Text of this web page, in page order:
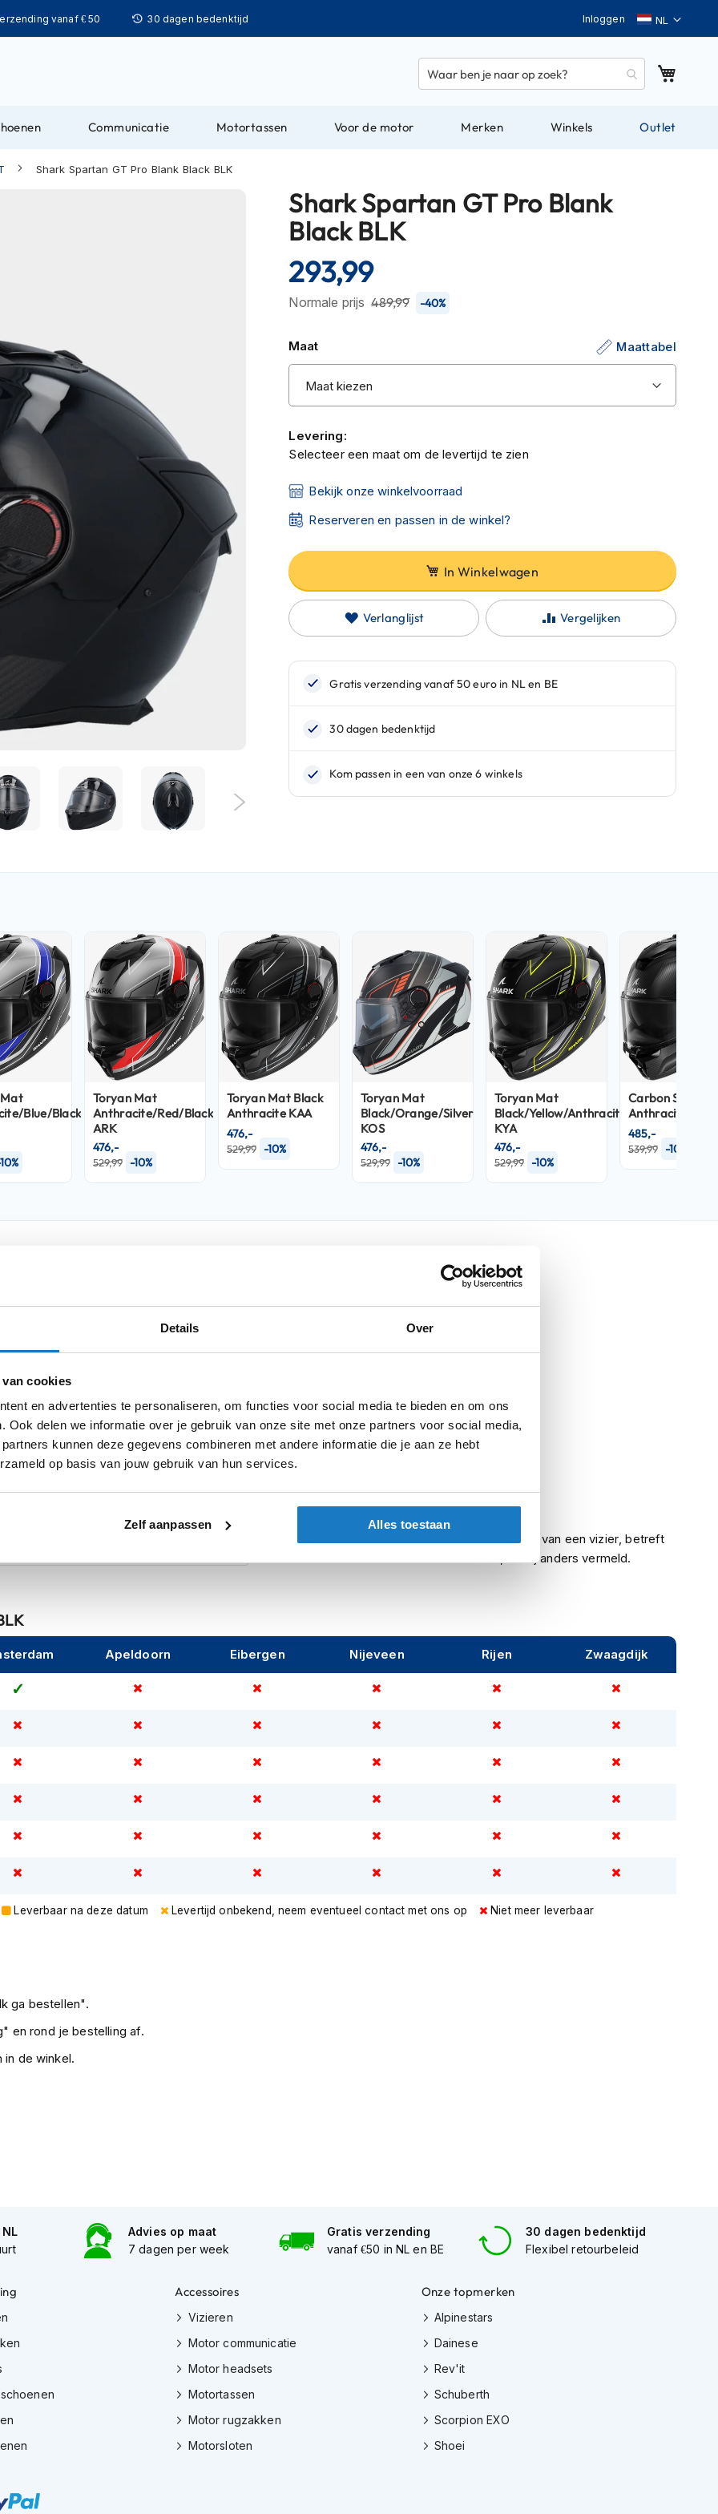
Details Over
cookies
en advertenties te personaliseren, om functies voor social media te bieden en om ons
Ook delen we informatie over je gebruik van onze site met onze partners voor social media,
kunnen deze gegevens combineren met andere informatie die je aan ze hebt
op basis van jouw gebruik van hun services.
Zelf aanpassen Alles toestaan
vanaf € 50 30 dagen bedenktijd Taal
Inloggen
Communicatie Motortassen Voor de motor Merken Winkels Outlet
Shark Spartan GT Pro Blank Black BLK
Shark Spartan GT Pro Blank
Black BLK
Normale prijs 489,99 -40%
293,99
Maat Maattabel
Levering:
Selecteer een maat om de levertijd te zien
Bekijk onze winkelvoorraad
Reserveren en passen in de winkel?
In Winkelwagen
Verlanglijst Vergelijken
Blue/Black
Toryan Mat
Anthracite/Red/Black
ARK
529,99 -10%
476,-
Toryan Mat Black
Anthracite KAA
529,99 -10%
476,-
Toryan Mat
Black/Orange/Silver
KOS
529,99 -10%
476,-
Toryan Mat
Black/Yellow/Anthracite
KYA
529,99 -10%
476,-
Carbon Skin
Anthracite DAD
539,99 -10%
485,-
uiterlijk en door zijn kwaliteiten
op het circuit. De buitenschaal is
in
twee verschillende
" zijn de wangkussens snel te
klikt en dus ook bij hoge snelheid goed
voorbereid (wordt meegeleverd in de
kun je fijn door blijven rijden als de
door hetsnel
geschikt voor
is deze helm voorbereid voor
informatie
Model Spartan GT Pro
Producttype Helmen
Categorie Integraalhelmen
Zonnevizier Ja
Let op
Indien een helm is voorzien van een vizier, betreft
het een helder vizier, tenzij anders vermeld.
Apeldoorn Eibergen Nijeveen Rijen Zwaagdijk
Leverbaar na deze datum Levertijd onbekend, neem eventueel contact met ons op Niet meer leverbaar
ga bestellen".
en rond je bestelling af.
in de winkel.
Advies op maat
7 dagen per week
Gratis verzending
vanaf €50 in NL en BE
30 dagen bedenktijd
Flexibel retourbeleid
Accessoires
Vizieren
Motor communicatie
Motor headsets
Motortassen
Motor rugzakken
Motorsloten
Onze topmerken
Alpinestars
Dainese
Rev'it
Schuberth
Scorpion EXO
Shoei